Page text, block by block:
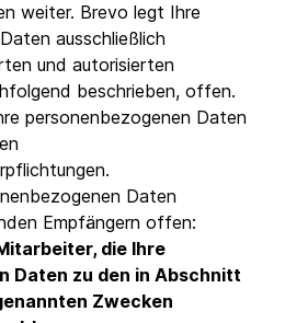
weiter. Brevo legt Ihre
ausschließlich
und autorisierten
beschrieben, offen.
personenbezogenen Daten
Daten
Empfängern offen:
die Ihre
Daten zu den in Abschnitt
Zwecken